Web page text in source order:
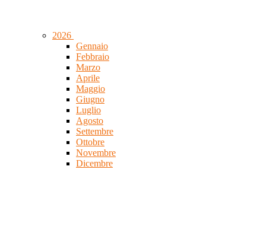
2026
Gennaio
Febbraio
Marzo
Aprile
Maggio
Giugno
Luglio
Agosto
Settembre
Ottobre
Novembre
Dicembre